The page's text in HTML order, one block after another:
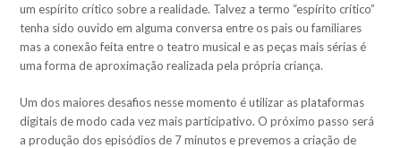
um espírito crítico sobre a realidade. Talvez a termo “espírito crítico”
tenha sido ouvido em alguma conversa entre os pais ou familiares
mas a conexão feita entre o teatro musical e as peças mais sérias é
uma forma de aproximação realizada pela própria criança.
Um dos maiores desafios nesse momento é utilizar as plataformas
digitais de modo cada vez mais participativo. O próximo passo será
a produção dos episódios de 7 minutos e prevemos a criação de